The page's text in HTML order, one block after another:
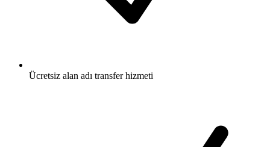
Ücretsiz alan adı transfer hizmeti